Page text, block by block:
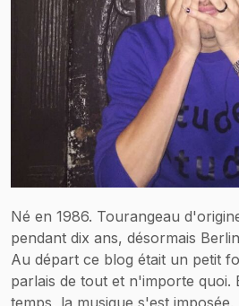
Né en 1986. Tourangeau
pendant dix ans, désormais
Au départ ce blog était un petit
parlais de tout et n'importe quoi.
temps, la musique s'est imposée.